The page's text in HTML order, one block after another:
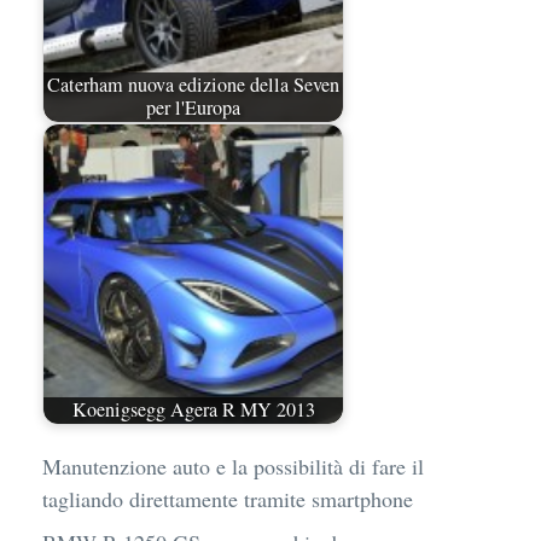
Caterham nuova edizione della Seven
per l'Europa
Koenigsegg Agera R MY 2013
Manutenzione auto e la possibilità di fare il
tagliando direttamente tramite smartphone